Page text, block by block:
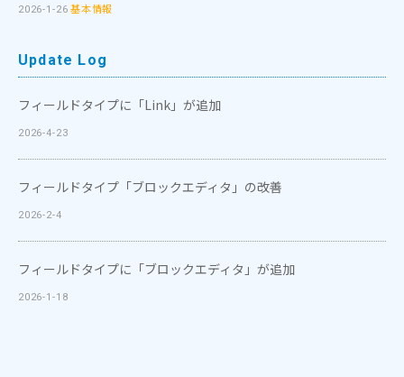
2026-1-26 基本情報
Update Log
フィールドタイプに「Link」が追加
2026-4-23
フィールドタイプ「ブロックエディタ」の改善
2026-2-4
フィールドタイプに「ブロックエディタ」が追加
2026-1-18